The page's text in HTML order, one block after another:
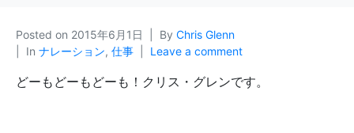
Posted on 2015年6月1日 By Chris Glenn
In ナレーション, 仕事 Leave a comment
どーもどーもどーも！クリス・グレンです。